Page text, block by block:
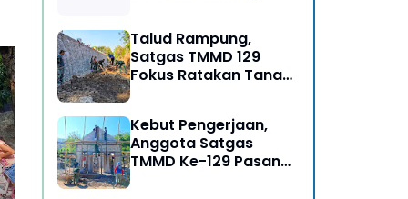
Semangat Kebersamaan
Warnai Setiap
Pembangunan Sasaran
Talud Rampung,
Satgas TMMD 129
Fokus Ratakan Tanah
Kebut Pengerjaan,
Anggota Satgas
TMMD Ke-129 Pasang